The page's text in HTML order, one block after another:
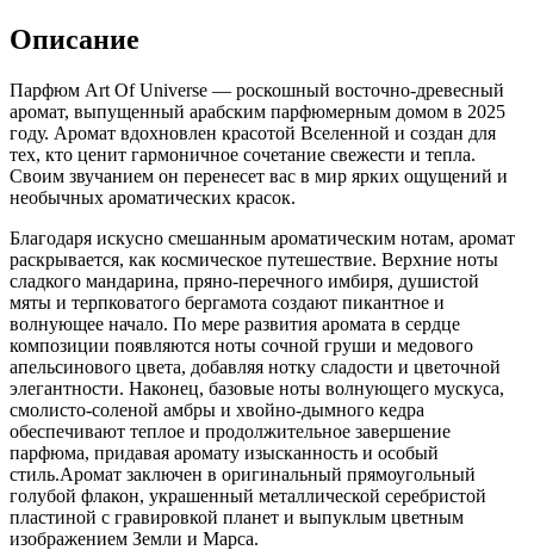
оригинал
Описание
Парфюм Art Of Universe — роскошный восточно-древесный
аромат, выпущенный арабским парфюмерным домом в 2025
году. Аромат вдохновлен красотой Вселенной и создан для
тех, кто ценит гармоничное сочетание свежести и тепла.
Своим звучанием он перенесет вас в мир ярких ощущений и
необычных ароматических красок.
Благодаря искусно смешанным ароматическим нотам, аромат
раскрывается, как космическое путешествие. Верхние ноты
сладкого мандарина, пряно-перечного имбиря, душистой
мяты и терпковатого бергамота создают пикантное и
волнующее начало. По мере развития аромата в сердце
композиции появляются ноты сочной груши и медового
апельсинового цвета, добавляя нотку сладости и цветочной
элегантности. Наконец, базовые ноты волнующего мускуса,
смолисто-соленой амбры и хвойно-дымного кедра
обеспечивают теплое и продолжительное завершение
парфюма, придавая аромату изысканность и особый
стиль.Аромат заключен в оригинальный прямоугольный
голубой флакон, украшенный металлической серебристой
пластиной с гравировкой планет и выпуклым цветным
изображением Земли и Марса.